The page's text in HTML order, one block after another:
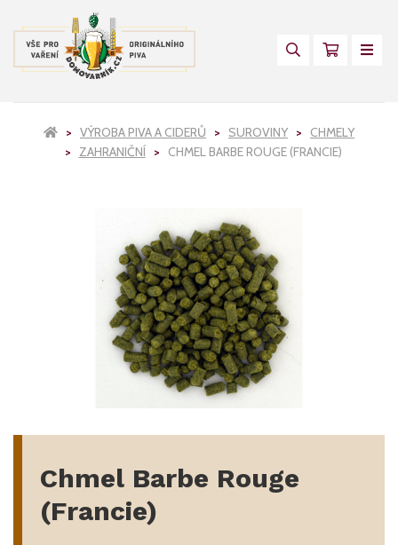
VÝROBA PIVA A CIDERŮ SUROVINY
CHMELY
ZAHRANIČNÍ
CHMEL BARBE ROUGE (FRANCIE)
Chmel Barbe Rouge
(Francie)